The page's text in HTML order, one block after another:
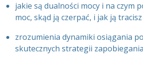
jakie są dualności mocy i na czym
moc, skąd ją czerpać, i jak ją tracisz
zrozumienia dynamiki osiągania
skutecznych strategii